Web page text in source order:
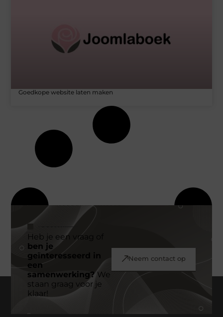
Goedkope website laten maken
Heb je een vraag of
ben je
geïnteresseerd in
een
samenwerking?We
staan graag voor je
klaar!
Neem contact op